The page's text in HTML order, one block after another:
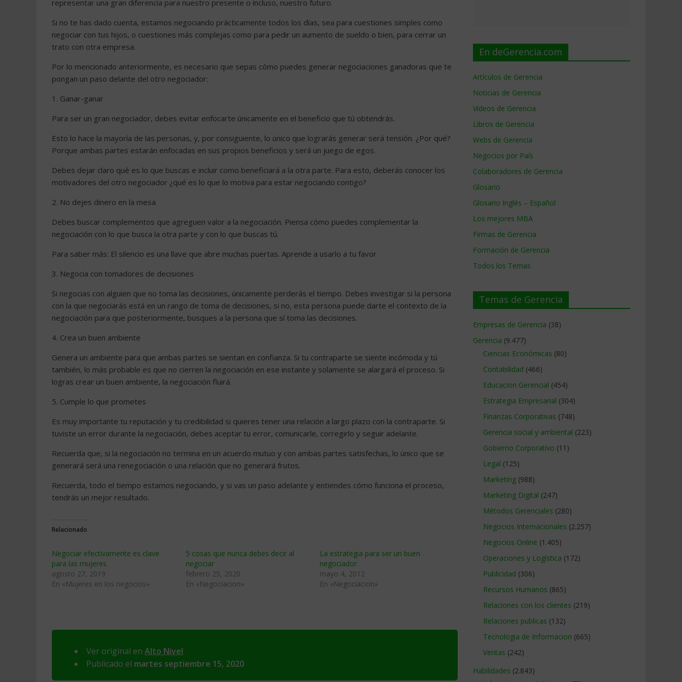
representar una gran diferencia para nuestro presente o incluso, nuestro futuro.
Si no te has dado cuenta, estamos negociando prácticamente todos los días, sea para cuestiones simples como
negociar con tus hijos, o cuestiones más complejas como para pedir un aumento de sueldo o bien, para cerrar un
trato con otra empresa.
Por lo mencionado anteriormente, es necesario que sepas cómo puedes generar negociaciones ganadoras que te
pongan un paso delante del otro negociador:
1. Ganar-ganar
Para ser un gran negociador, debes evitar enfocarte únicamente en el beneficio que tú obtendrás.
Esto lo hace la mayoría de las personas, y, por consiguiente, lo único que lograrás generar será tensión. ¿Por qué?
Porque ambas partes estarán enfocadas en sus propios beneficios y será un juego de egos.
Debes dejar claro qué es lo que buscas e incluir como beneficiará a la otra parte. Para esto, deberás conocer los
motivadores del otro negociador ¿qué es lo que lo motiva para estar negociando contigo?
2. No dejes dinero en la mesa
Debes buscar complementos que agreguen valor a la negociación. Piensa cómo puedes complementar la
negociación con lo que busca la otra parte y con lo que buscas tú.
Para saber más: El silencio es una llave que abre muchas puertas. Aprende a usarlo a tu favor
3. Negocia con tomadores de decisiones
Si negocias con alguien que no toma las decisiones, únicamente perderás el tiempo. Debes investigar si la persona
con la que negociarás está en un rango de toma de decisiones, si no, esta persona puede darte el contexto de la
negociación para que posteriormente, busques a la persona que sí toma las decisiones.
4. Crea un buen ambiente
Genera un ambiente para que ambas partes se sientan en confianza. Si tu contraparte se siente incómoda y tú
también, lo más probable es que no cierren la negociación en ese instante y solamente se alargará el proceso. Si
logras crear un buen ambiente, la negociación fluirá.
5. Cumple lo que prometes
Es muy importante tu reputación y tu credibilidad si quieres tener una relación a largo plazo con la contraparte. Si
tuviste un error durante la negociación, debes aceptar tu error, comunicarle, corregirlo y seguir adelante.
Recuerda que, si la negociación no termina en un acuerdo mutuo y con ambas partes satisfechas, lo único que se
generará será una renegociación o una relación que no generará frutos.
Recuerda, todo el tiempo estamos negociando, y si vas un paso adelante y entiendes cómo funciona el proceso,
tendrás un mejor resultado.
Relacionado
Negociar efectivamente es clave
para las mujeres
agosto 27, 2019
En «Mujeres en los negocios»
5 cosas que nunca debes decir al
negociar
febrero 25, 2020
En «Negociacion»
La estrategia para ser un buen
negociador
mayo 4, 2012
En «Negociacion»
Ver original en Alto Nivel
Publicado el martes septiembre 15, 2020
En deGerencia.com
Artículos de Gerencia
Noticias de Gerencia
Videos de Gerencia
Libros de Gerencia
Webs de Gerencia
Negocios por País
Colaboradores de Gerencia
Glosario
Glosario Inglés – Español
Los mejores MBA
Firmas de Gerencia
Formación de Gerencia
Todos los Temas
Temas de Gerencia
Empresas de Gerencia (38)
Gerencia (9.477)
Ciencias Económicas (80)
Contabilidad (466)
Educacion Gerencial (454)
Estrategia Empresarial (304)
Finanzas Corporativas (748)
Gerencia social y ambiental (223)
Gobierno Corporativo (11)
Legal (125)
Marketing (988)
Marketing Digital (247)
Métodos Gerenciales (280)
Negocios Internacionales (2.257)
Negocios Online (1.405)
Operaciones y Logística (172)
Publicidad (306)
Recursos Humanos (865)
Relaciones con los clientes (219)
Relaciones publicas (132)
Tecnologia de Informacion (665)
Ventas (242)
Habilidades (2.843)